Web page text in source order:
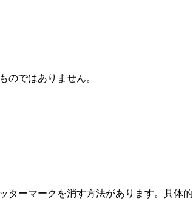
のではありません。
ターマークを消す方法があります。具体的